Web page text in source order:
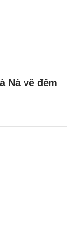
Nà về đêm